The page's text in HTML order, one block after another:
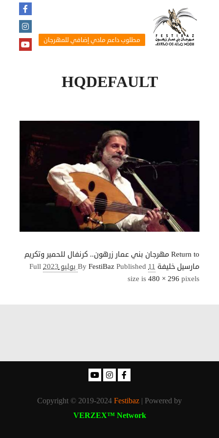
مطلوب داعم مادي إضافي للمهرجان
HQDEFAULT
Return to مهرجان بني عمار زرهون.. كرنفال للحمير وتكريم
مارسيل خليفة
ByFestiBazPublished 11 يوليو 2023
Full
size is480 × 296 pixels
Copyright © 2019-2024Festibaz | Powered by
VERZEX™ Network